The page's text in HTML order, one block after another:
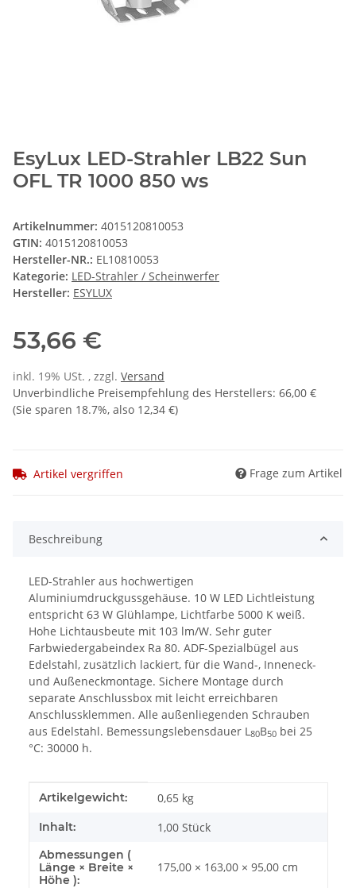
EsyLux LED-Strahler LB22 Sun
OFL TR 1000 850 ws
Artikelnummer: 4015120810053
GTIN: 4015120810053
Hersteller-NR.: EL10810053
Kategorie: LED-Strahler / Scheinwerfer
Hersteller: ESYLUX
53,66 €
inkl. 19% USt. , zzgl. Versand
Unverbindliche Preisempfehlung des Herstellers: 66,00 €
(Sie sparen 18.7%, also 12,34 €)
Artikel vergriffen Frage zum Artikel
Beschreibung
LED-Strahler aus hochwertigen
Aluminiumdruckgussgehäuse. 10 W LED Lichtleistung
entspricht 63 W Glühlampe, Lichtfarbe 5000 K weiß.
Hohe Lichtausbeute mit 103 lm/W. Sehr guter
Farbwiedergabeindex Ra 80. ADF-Spezialbügel aus
Edelstahl, zusätzlich lackiert, für die Wand-, Inneneck-
und Außeneckmontage. Sichere Montage durch
separate Anschlussbox mit leicht erreichbaren
Anschlussklemmen. Alle außenliegenden Schrauben
aus Edelstahl. Bemessungslebensdauer L 80B50 bei 25
°C: 30000 h.
Produkteigenschaft
Wert
Artikelgewicht: 0,65 kg
Inhalt: 1,00 Stück
Abmessungen (
Länge × Breite ×
Höhe ):
175,00 × 163,00 × 95,00 cm